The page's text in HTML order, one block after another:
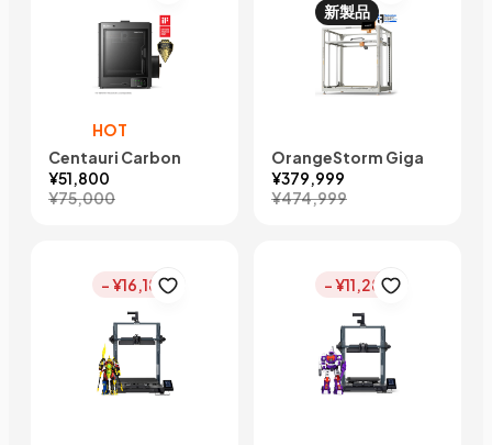
HOT
Centauri Carbon
¥51,800
¥75,000
新製品
OrangeStorm Giga
¥379,999
¥474,999
- ¥16,180 - ¥11,280